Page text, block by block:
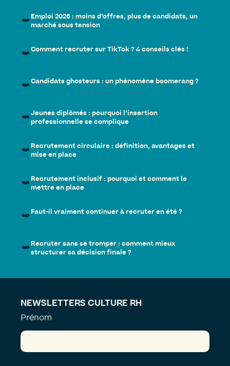
Emploi 2026 : moins d’offres, plus de candidats, un
marché sous tension
Comment recruter sur TikTok ? 4 conseils clés !
Candidats ghosteurs : un phénomène boomerang ?
Jeunes diplômés : pourquoi l’insertion
professionnelle se complique
Recrutement circulaire : définition, avantages et
mise en place
Recrutement inclusif : pourquoi et comment le
mettre en place
Faut-il vraiment continuer à recruter en été ?
Recruter sans se tromper : comment mieux
structurer sa décision finale ?
NEWSLETTERS CULTURE RH
Prénom